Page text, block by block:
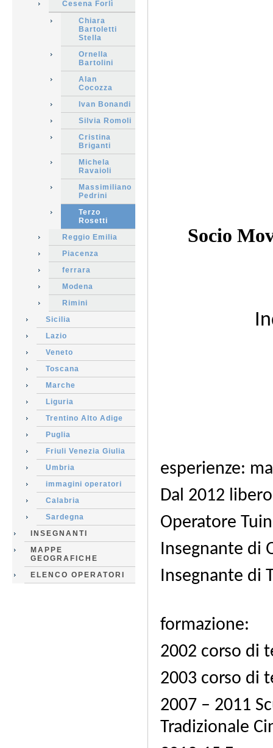
Cesena Forlì
Chiara
Bartoletti
Stella
Ornella
Bartolini
Alan
Cocozza
Ivan Bonandi
Silvia Romoli
Cristina
Briganti
Michela
Ravaioli
Massimiliano
Pedrini
Terzo
Rosetti
Reggio Emilia
Piacenza
ferrara
Modena
Rimini
Sicilia
Lazio
Veneto
Toscana
Marche
Liguria
Trentino Alto Adige
Puglia
Friuli Venezia Giulia
Umbria
immagini operatori
Calabria
Sardegna
INSEGNANTI
MAPPE
GEOGRAFICHE
ELENCO OPERATORI
Socio
esperienze:
Dal 2012
Operatore
Insegnante di
Insegnante di
formazione:
2002 corso di
2003 corso di
2007 – 2011
Tradizionale